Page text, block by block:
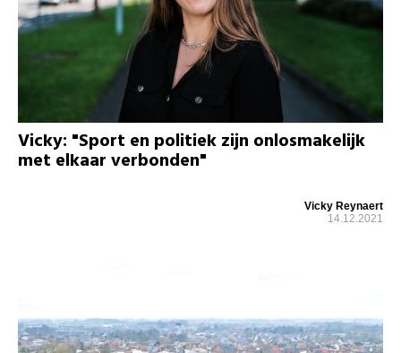
Vicky: "Sport en politiek zijn onlosmakelijk
met elkaar verbonden"
Vicky Reynaert
14.12.2021